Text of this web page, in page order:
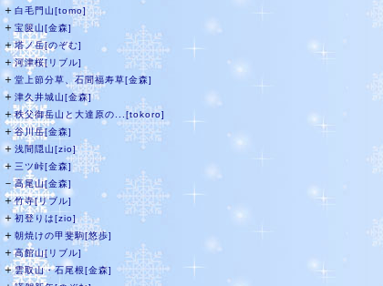
＋ 白毛門山[tomo]
＋ 宝篋山[金森]
＋塔ノ岳[のぞむ]
＋河津桜[リブル]
＋ 堂上節分草、石間福寿草[金森]
＋ 津久井城山[金森]
＋秩父御岳山と大達原の...[tokoro]
＋谷川岳[金森]
＋ 浅間隠山[zio]
＋ 三ツ峠[金森]
－高尾山[金森]
＋竹寺[リブル]
＋ 初登りは[zio]
＋ 朝焼けの甲斐駒[悠歩]
＋高館山[リブル]
＋雲取山・石尾根[金森]